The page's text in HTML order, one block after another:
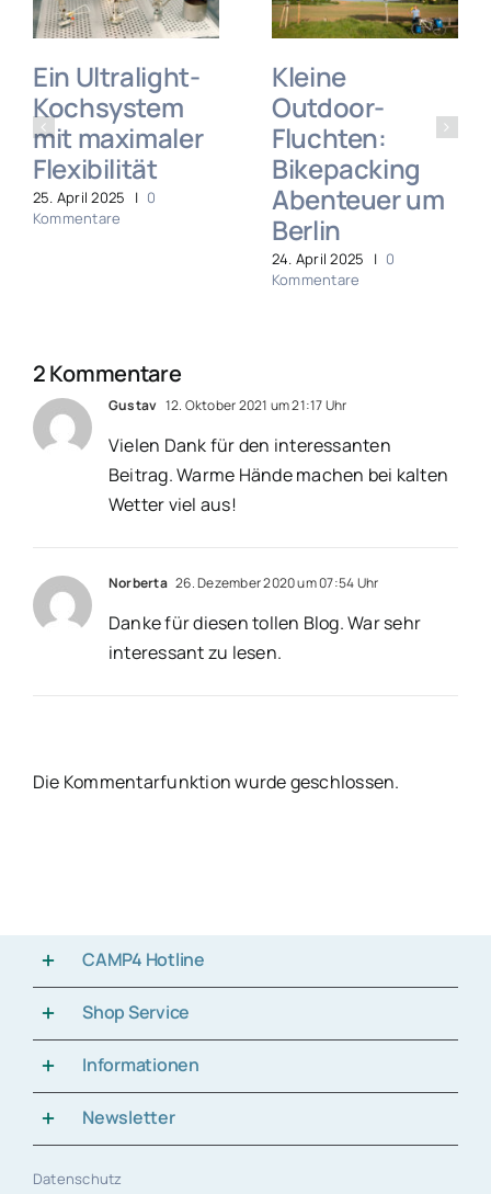
Ein Ultralight-
Kochsystem
mit maximaler
Flexibilität
25. April 2025 | 0
Kommentare
Kleine
Outdoor-
Fluchten:
Bikepacking
Abenteuer um
Berlin
24. April 2025 | 0
Kommentare
2 Kommentare
Gustav 12. Oktober 2021 um 21:17 Uhr
Vielen Dank für den interessanten
Beitrag. Warme Hände machen bei kalten
Wetter viel aus!
Norberta 26. Dezember 2020 um 07:54 Uhr
Danke für diesen tollen Blog. War sehr
interessant zu lesen.
Die Kommentarfunktion wurde geschlossen.
CAMP4 Hotline
Shop Service
Informationen
Newsletter
Datenschutz